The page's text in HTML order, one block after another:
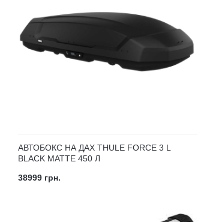
АВТОБОКС НА ДАХ THULE FORCE 3 L
BLACK MATTE 450 Л
38999 грн.